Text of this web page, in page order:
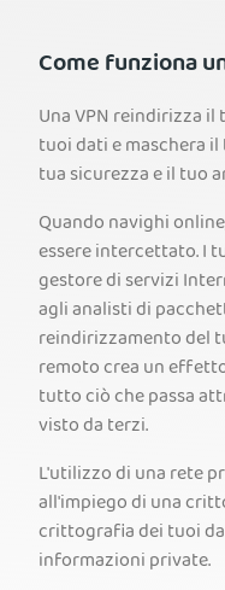
Come funziona
Una VPN reindirizza
tuoi dati e maschera
tua sicurezza e il tuo
Quando navighi
essere intercettato. I
gestore di servizi
agli analisti di
reindirizzamento del
remoto crea un
tutto ciò che passa
visto da terzi.
L'utilizzo di una rete
all'impiego di una
crittografia dei tuoi
informazioni private.